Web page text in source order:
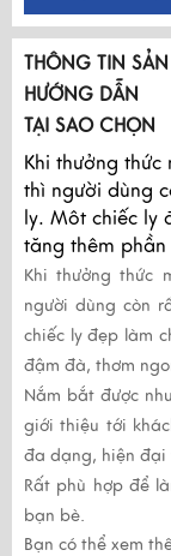
THÔNG TIN
HƯỚNG DẪN
TẠI SAO CHỌN
Khi thưởng
thì người dùng
ly. Môt chiếc ly
tăng thêm
Khi thưởng thức
người dùng còn
chiếc ly đẹp làm
đậm đà, thơm
Nắm bắt được
giới thiệu tới
đa dạng, hiện
Rất phù hợp để
bạn bè.
Bạn có thể xem